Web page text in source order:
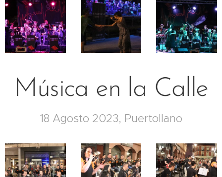
Música en la Calle
18 Agosto 2023, Puertollano